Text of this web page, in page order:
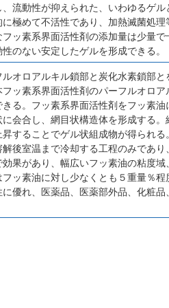
流動性が抑えられた、いわゆるゲ
極めて不活性であり、加熱滅菌処
ッ素系界面活性剤の添加量は少量
のない安定したゲルを形成できる。
オロアルキル鎖部と炭化水素鎖部
ッ素系界面活性剤のパーフルオロ
る。フッ素系界面活性剤をフッ素
会合し、網目状構造体を形成する
することでゲル状組成物が得られ
後室温まで冷却する工程のみであ
果があり、幅広いフッ素油の粘度
ッ素油に対し少なくとも５重量％
優れ、医薬品、医薬部外品、化粧